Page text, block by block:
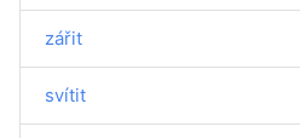
zářit
svítit